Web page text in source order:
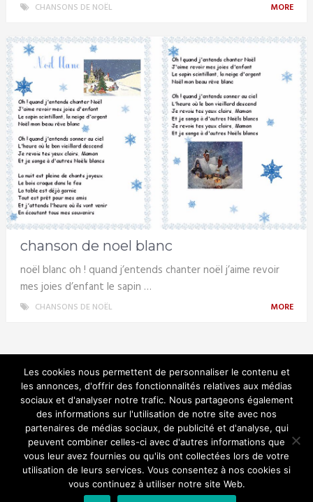
CHANSONS DE NOËL MORE
chanson de noel blanc
noël blanc oh ! quand j’entends chanter noël j’aime revoir
mes joies d’enfant le sapin …
CHANSONS DE NOËL MORE
Noel en musique
© Copyright 2026.
Chanter en famille pour noel
Les cookies nous permettent de personnaliser le contenu et
les annonces, d'offrir des fonctionnalités relatives aux médias
sociaux et d'analyser notre trafic. Nous partageons également
des informations sur l'utilisation de notre site avec nos
partenaires de médias sociaux, de publicité et d'analyse, qui
peuvent combiner celles-ci avec d'autres informations que
vous leur avez fournies ou qu'ils ont collectées lors de votre
utilisation de leurs services. Vous consentez à nos cookies si
vous continuez à utiliser notre site Web.